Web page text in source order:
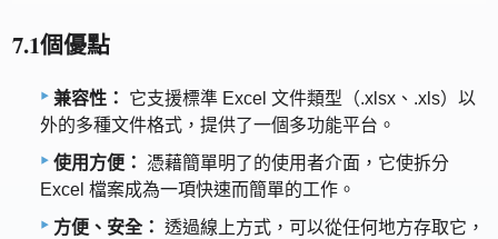
7.1個優點
兼容性：
它支援標準 Excel 文件類型（.xlsx、.xls）以
外的多種文件格式，提供了一個多功能平台。
使用方便：
憑藉簡單明了的使用者介面，它使拆分
Excel 檔案成為一項快速而簡單的工作。
方便、安全： 透過線上方式，可以從任何地方存取它，